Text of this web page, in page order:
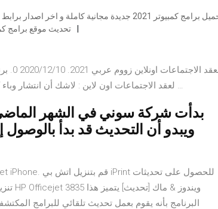
تحديث موقع برامج كمبيوتر مجانا 39- تنزيل برنامج
المرئية للاندرويد 2021 ZOOM برنامج زووم zoom لعقد الاجتماعات اون لاين : لاشك أن انتشار وباء كورونا …
البرنامج بأنه يقوم بعمل تحديث تلقائي للبرامج